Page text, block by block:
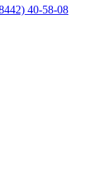
40-58-08